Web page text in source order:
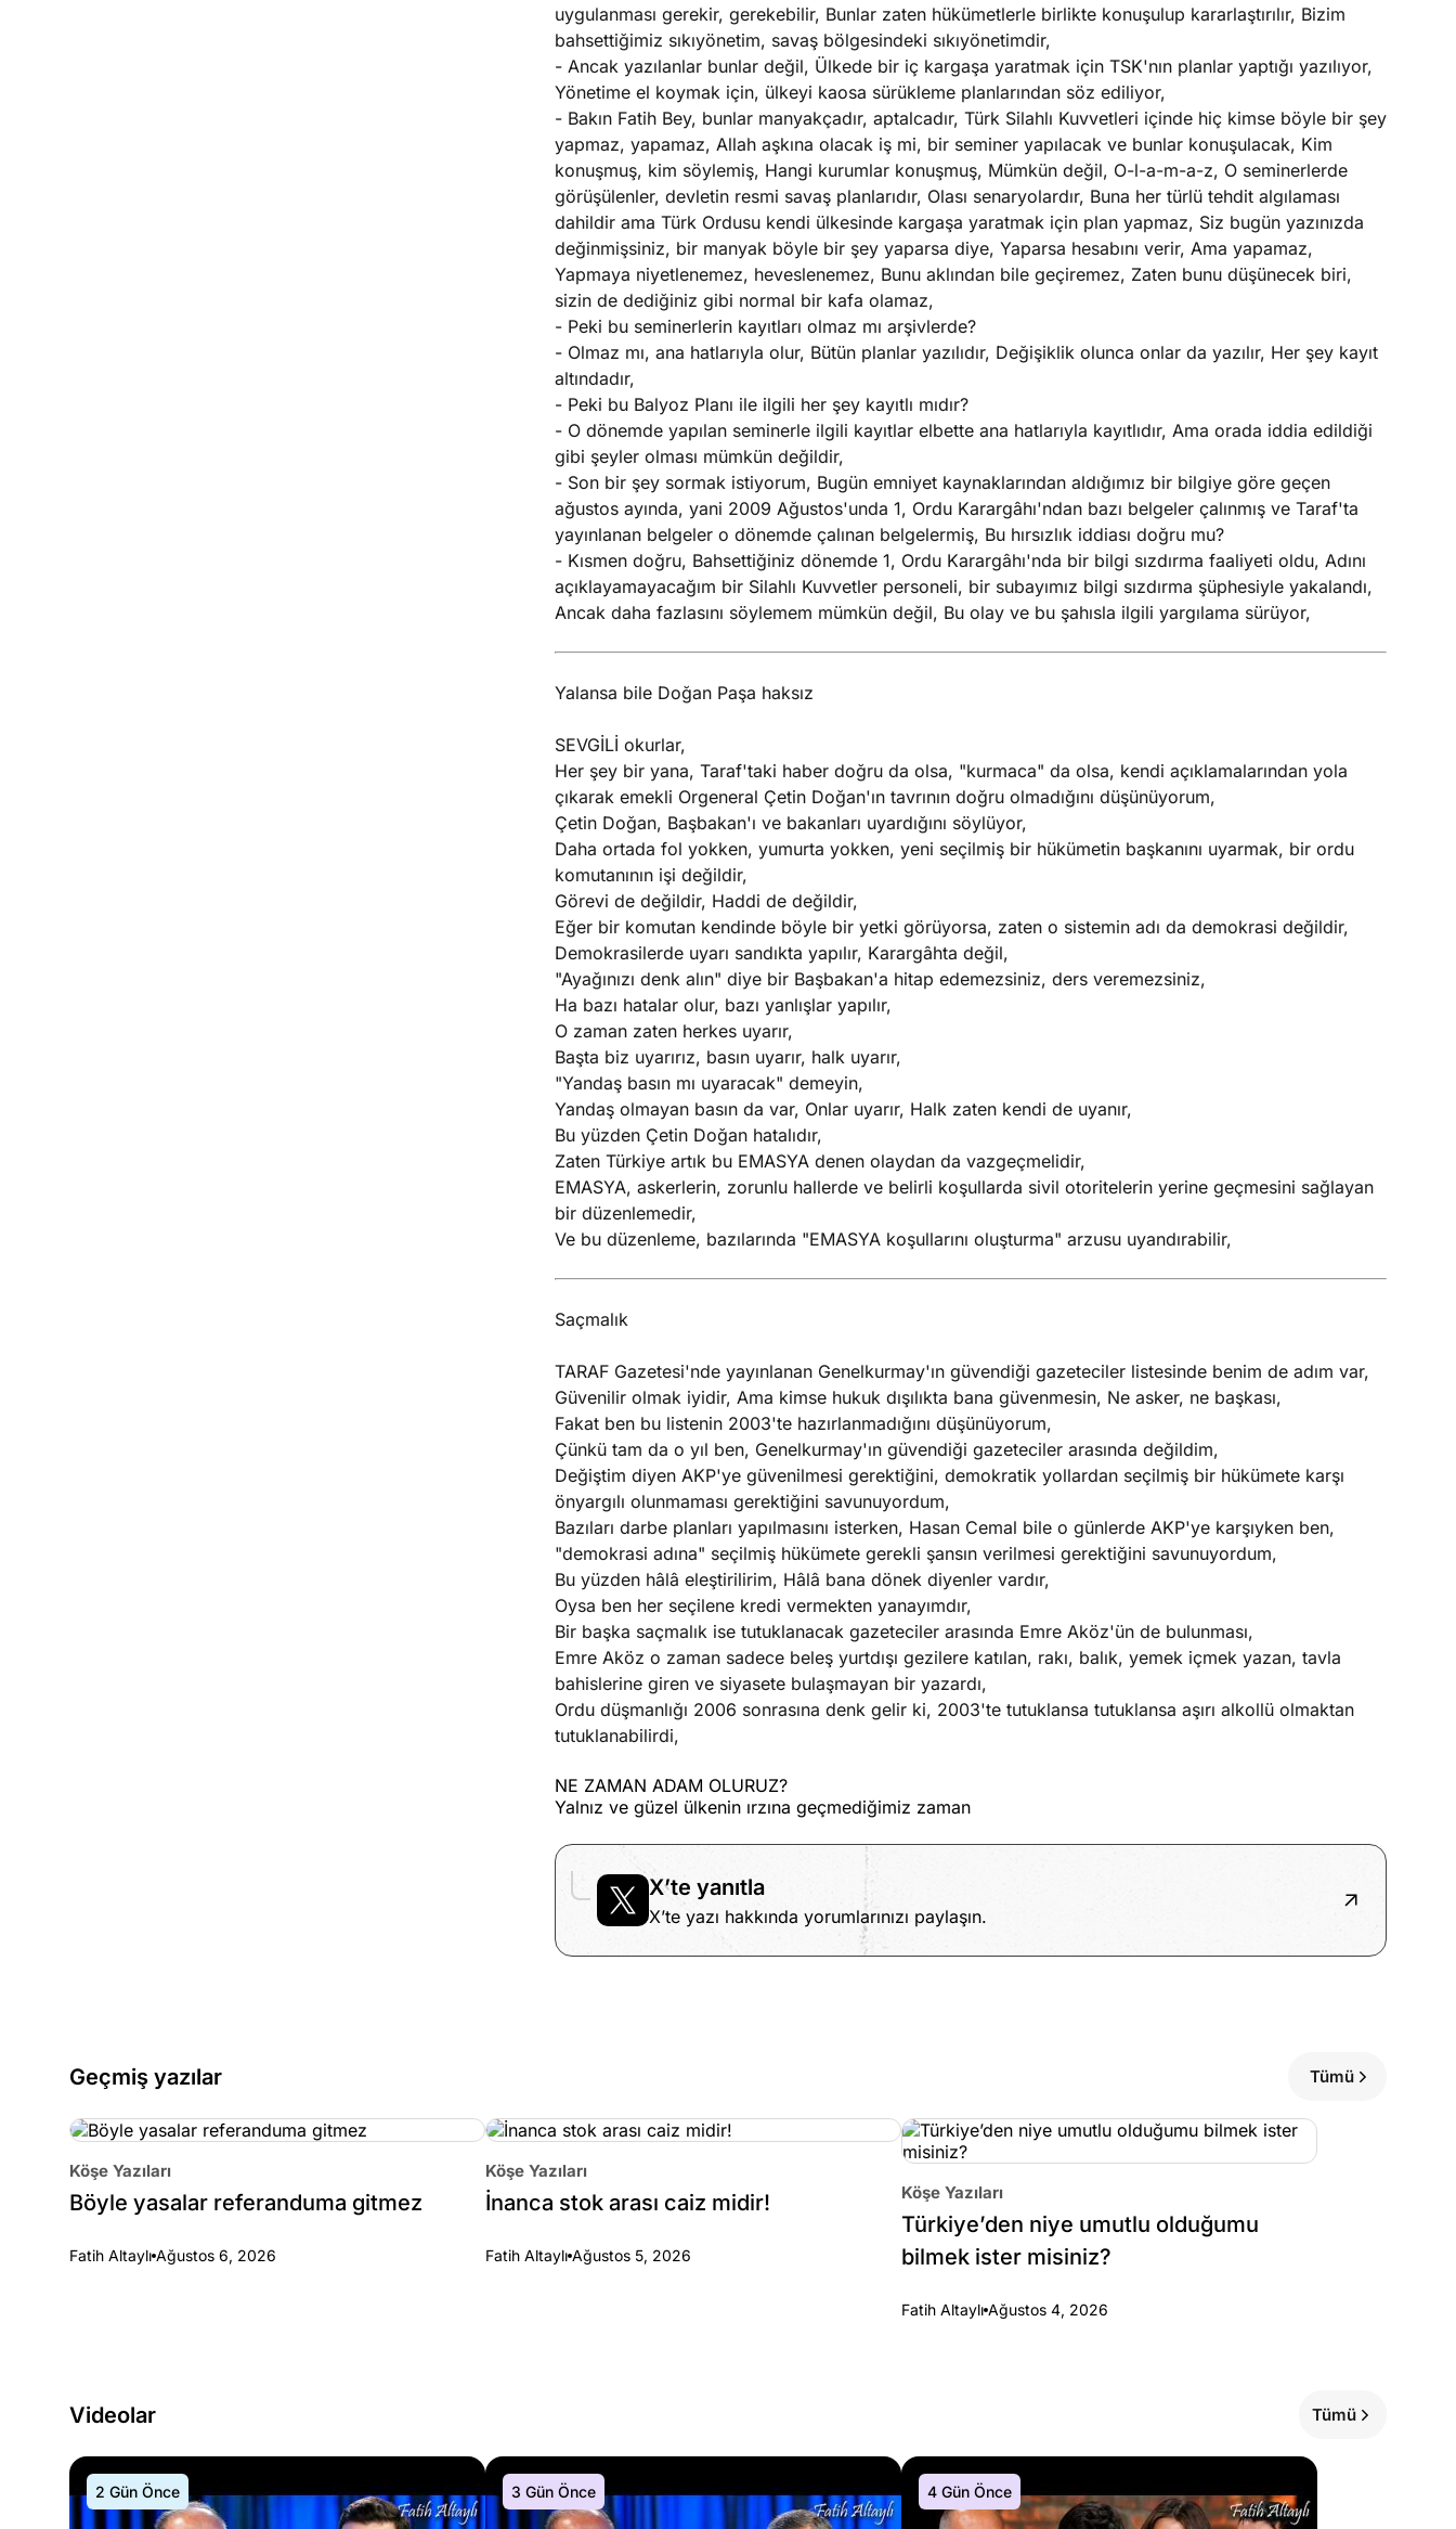
uygulanması gerekir, gerekebilir, Bunlar zaten hükümetlerle birlikte konuşulup kararlaştırılır, Bizim
bahsettiğimiz sıkıyönetim, savaş bölgesindeki sıkıyönetimdir,
- Ancak yazılanlar bunlar değil, Ülkede bir iç kargaşa yaratmak için TSK'nın planlar yaptığı yazılıyor,
Yönetime el koymak için, ülkeyi kaosa sürükleme planlarından söz ediliyor,
- Bakın Fatih Bey, bunlar manyakçadır, aptalcadır, Türk Silahlı Kuvvetleri içinde hiç kimse böyle bir şey
yapmaz, yapamaz, Allah aşkına olacak iş mi, bir seminer yapılacak ve bunlar konuşulacak, Kim
konuşmuş, kim söylemiş, Hangi kurumlar konuşmuş, Mümkün değil, O-l-a-m-a-z, O seminerlerde
görüşülenler, devletin resmi savaş planlarıdır, Olası senaryolardır, Buna her türlü tehdit algılaması
dahildir ama Türk Ordusu kendi ülkesinde kargaşa yaratmak için plan yapmaz, Siz bugün yazınızda
değinmişsiniz, bir manyak böyle bir şey yaparsa diye, Yaparsa hesabını verir, Ama yapamaz,
Yapmaya niyetlenemez, heveslenemez, Bunu aklından bile geçiremez, Zaten bunu düşünecek biri,
sizin de dediğiniz gibi normal bir kafa olamaz,
- Peki bu seminerlerin kayıtları olmaz mı arşivlerde?
- Olmaz mı, ana hatlarıyla olur, Bütün planlar yazılıdır, Değişiklik olunca onlar da yazılır, Her şey kayıt
altındadır,
- Peki bu Balyoz Planı ile ilgili her şey kayıtlı mıdır?
- O dönemde yapılan seminerle ilgili kayıtlar elbette ana hatlarıyla kayıtlıdır, Ama orada iddia edildiği
gibi şeyler olması mümkün değildir,
- Son bir şey sormak istiyorum, Bugün emniyet kaynaklarından aldığımız bir bilgiye göre geçen
ağustos ayında, yani 2009 Ağustos'unda 1, Ordu Karargâhı'ndan bazı belgeler çalınmış ve Taraf'ta
yayınlanan belgeler o dönemde çalınan belgelermiş, Bu hırsızlık iddiası doğru mu?
- Kısmen doğru, Bahsettiğiniz dönemde 1, Ordu Karargâhı'nda bir bilgi sızdırma faaliyeti oldu, Adını
açıklayamayacağım bir Silahlı Kuvvetler personeli, bir subayımız bilgi sızdırma şüphesiyle yakalandı,
Ancak daha fazlasını söylemem mümkün değil, Bu olay ve bu şahısla ilgili yargılama sürüyor,
Yalansa bile Doğan Paşa haksız
SEVGİLİ okurlar,
Her şey bir yana, Taraf'taki haber doğru da olsa, "kurmaca" da olsa, kendi açıklamalarından yola
çıkarak emekli Orgeneral Çetin Doğan'ın tavrının doğru olmadığını düşünüyorum,
Çetin Doğan, Başbakan'ı ve bakanları uyardığını söylüyor,
Daha ortada fol yokken, yumurta yokken, yeni seçilmiş bir hükümetin başkanını uyarmak, bir ordu
komutanının işi değildir,
Görevi de değildir, Haddi de değildir,
Eğer bir komutan kendinde böyle bir yetki görüyorsa, zaten o sistemin adı da demokrasi değildir,
Demokrasilerde uyarı sandıkta yapılır, Karargâhta değil,
"Ayağınızı denk alın" diye bir Başbakan'a hitap edemezsiniz, ders veremezsiniz,
Ha bazı hatalar olur, bazı yanlışlar yapılır,
O zaman zaten herkes uyarır,
Başta biz uyarırız, basın uyarır, halk uyarır,
"Yandaş basın mı uyaracak" demeyin,
Yandaş olmayan basın da var, Onlar uyarır, Halk zaten kendi de uyanır,
Bu yüzden Çetin Doğan hatalıdır,
Zaten Türkiye artık bu EMASYA denen olaydan da vazgeçmelidir,
EMASYA, askerlerin, zorunlu hallerde ve belirli koşullarda sivil otoritelerin yerine geçmesini sağlayan
bir düzenlemedir,
Ve bu düzenleme, bazılarında "EMASYA koşullarını oluşturma" arzusu uyandırabilir,
Saçmalık
TARAF Gazetesi'nde yayınlanan Genelkurmay'ın güvendiği gazeteciler listesinde benim de adım var,
Güvenilir olmak iyidir, Ama kimse hukuk dışılıkta bana güvenmesin, Ne asker, ne başkası,
Fakat ben bu listenin 2003'te hazırlanmadığını düşünüyorum,
Çünkü tam da o yıl ben, Genelkurmay'ın güvendiği gazeteciler arasında değildim,
Değiştim diyen AKP'ye güvenilmesi gerektiğini, demokratik yollardan seçilmiş bir hükümete karşı
önyargılı olunmaması gerektiğini savunuyordum,
Bazıları darbe planları yapılmasını isterken, Hasan Cemal bile o günlerde AKP'ye karşıyken ben,
"demokrasi adına" seçilmiş hükümete gerekli şansın verilmesi gerektiğini savunuyordum,
Bu yüzden hâlâ eleştirilirim, Hâlâ bana dönek diyenler vardır,
Oysa ben her seçilene kredi vermekten yanayımdır,
Bir başka saçmalık ise tutuklanacak gazeteciler arasında Emre Aköz'ün de bulunması,
Emre Aköz o zaman sadece beleş yurtdışı gezilere katılan, rakı, balık, yemek içmek yazan, tavla
bahislerine giren ve siyasete bulaşmayan bir yazardı,
Ordu düşmanlığı 2006 sonrasına denk gelir ki, 2003'te tutuklansa tutuklansa aşırı alkollü olmaktan
tutuklanabilirdi,
NE ZAMAN ADAM OLURUZ?
Yalnız ve güzel ülkenin ırzına geçmediğimiz zaman
X’te yanıtla
X’te yazı hakkında yorumlarınızı paylaşın.
Geçmiş yazılar Tümü
Köşe Yazıları
Böyle yasalar referanduma gitmez
Fatih Altaylı Ağustos 6, 2026
Köşe Yazıları
İnanca stok arası caiz midir!
Fatih Altaylı Ağustos 5, 2026
Köşe Yazıları
Türkiye’den niye umutlu olduğumu
bilmek ister misiniz?
Fatih Altaylı Ağustos 4, 2026
Videolar Tümü
2 Gün Önce 3 Gün Önce 4 Gün Önce